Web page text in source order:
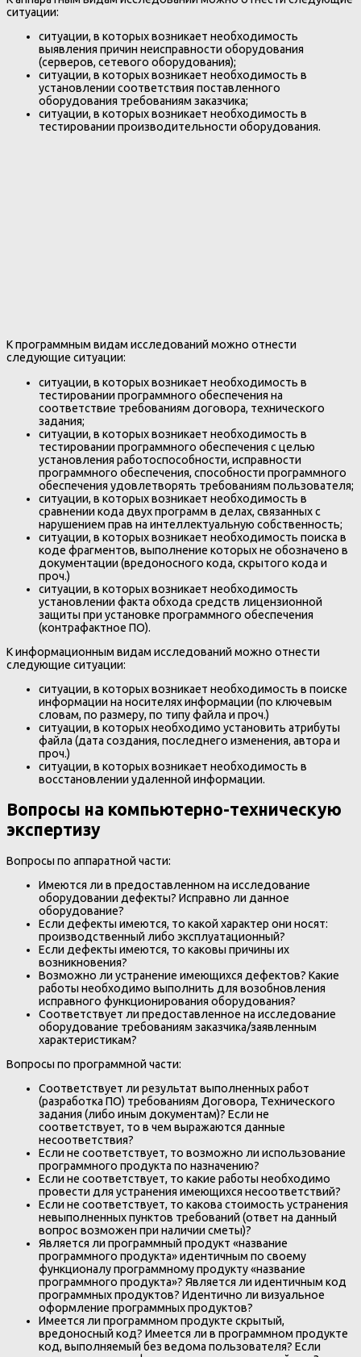
ситуации:
ситуации, в которых возникает необходимость
выявления причин неисправности оборудования
(серверов, сетевого оборудования);
ситуации, в которых возникает необходимость в
установлении соответствия поставленного
оборудования требованиям заказчика;
ситуации, в которых возникает необходимость в
тестировании производительности оборудования.
К программным видам исследований можно отнести
следующие ситуации:
ситуации, в которых возникает необходимость в
тестировании программного обеспечения на
соответствие требованиям договора, технического
задания;
ситуации, в которых возникает необходимость в
тестировании программного обеспечения с целью
установления работоспособности, исправности
программного обеспечения, способности программного
обеспечения удовлетворять требованиям пользователя;
ситуации, в которых возникает необходимость в
сравнении кода двух программ в делах, связанных с
нарушением прав на интеллектуальную собственность;
ситуации, в которых возникает необходимость поиска в
коде фрагментов, выполнение которых не обозначено в
документации (вредоносного кода, скрытого кода и
проч.)
ситуации, в которых возникает необходимость
установлении факта обхода средств лицензионной
защиты при установке программного обеспечения
(контрафактное ПО).
К информационным видам исследований можно отнести
следующие ситуации:
ситуации, в которых возникает необходимость в поиске
информации на носителях информации (по ключевым
словам, по размеру, по типу файла и проч.)
ситуации, в которых необходимо установить атрибуты
файла (дата создания, последнего изменения, автора и
проч.)
ситуации, в которых возникает необходимость в
восстановлении удаленной информации.
Вопросы на компьютерно-техническую
экспертизу
Вопросы по аппаратной части:
Имеются ли в предоставленном на исследование
оборудовании дефекты? Исправно ли данное
оборудование?
Если дефекты имеются, то какой характер они носят:
производственный либо эксплуатационный?
Если дефекты имеются, то каковы причины их
возникновения?
Возможно ли устранение имеющихся дефектов? Какие
работы необходимо выполнить для возобновления
исправного функционирования оборудования?
Соответствует ли предоставленное на исследование
оборудование требованиям заказчика/заявленным
характеристикам?
Вопросы по программной части:
Соответствует ли результат выполненных работ
(разработка ПО) требованиям Договора, Технического
задания (либо иным документам)? Если не
соответствует, то в чем выражаются данные
несоответствия?
Если не соответствует, то возможно ли использование
программного продукта по назначению?
Если не соответствует, то какие работы необходимо
провести для устранения имеющихся несоответствий?
Если не соответствует, то какова стоимость устранения
невыполненных пунктов требований (ответ на данный
вопрос возможен при наличии сметы)?
Является ли программный продукт «название
программного продукта» идентичным по своему
функционалу программному продукту «название
программного продукта»? Является ли идентичным код
программных продуктов? Идентично ли визуальное
оформление программных продуктов?
Имеется ли программном продукте скрытый,
вредоносный код? Имеется ли в программном продукте
код, выполняемый без ведома пользователя? Если